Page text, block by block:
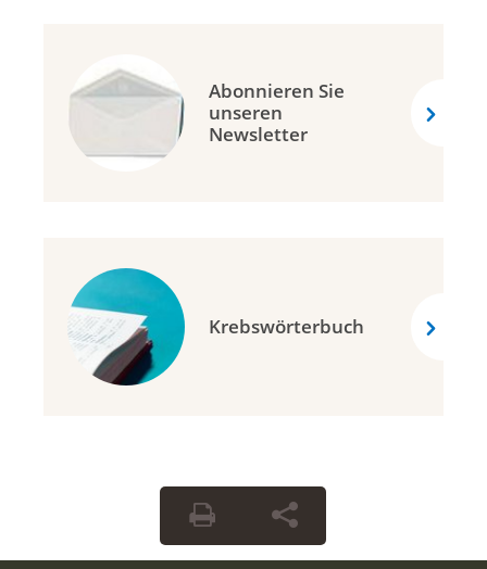
Abonnieren Sie
unseren
Newsletter
Krebswörterbuch